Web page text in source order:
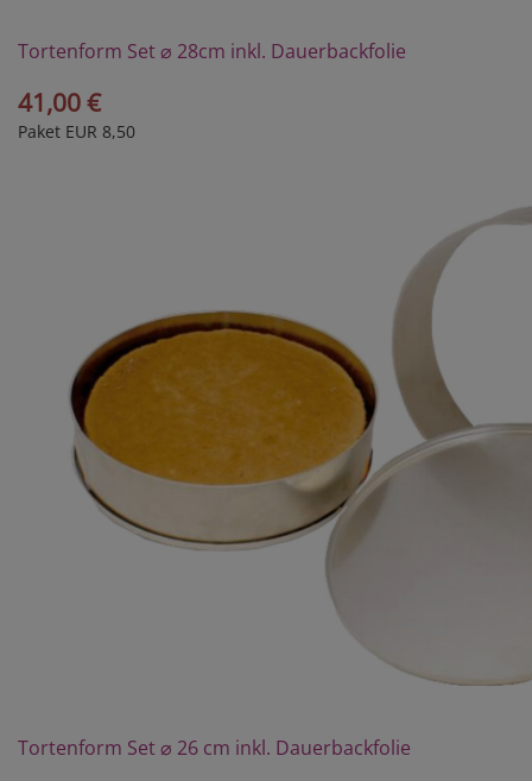
Tortenform Set ⌀ 28cm inkl. Dauerbackfolie
41,00 €
Paket EUR 8,50
Tortenform Set ⌀ 26 cm inkl. Dauerbackfolie